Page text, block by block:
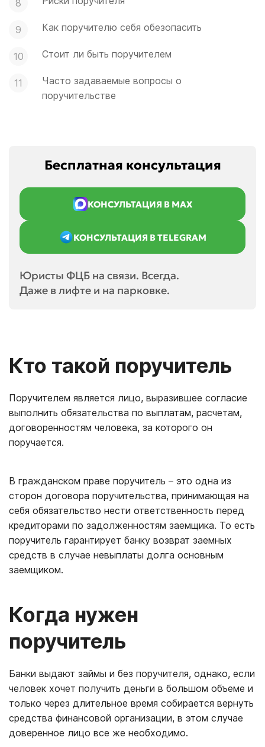
Как поручителю себя обезопасить
Стоит ли быть поручителем
Часто задаваемые вопросы о
поручительстве
Бесплатная консультация
КОНСУЛЬТАЦИЯ В MAX
КОНСУЛЬТАЦИЯ В TELEGRAM
Юристы ФЦБ на связи. Всегда.
Даже в лифте и на парковке.
Кто такой поручитель
Поручителем является лицо, выразившее согласие
выполнить обязательства по выплатам, расчетам,
договоренностям человека, за которого он
поручается.
В гражданском праве поручитель – это одна из
сторон договора поручительства, принимающая на
себя обязательство нести ответственность перед
кредиторами по задолженностям заемщика. То есть
поручитель гарантирует банку возврат заемных
средств в случае невыплаты долга основным
заемщиком.
Когда нужен
поручитель
Банки выдают займы и без поручителя, однако, если
человек хочет получить деньги в большом объеме и
только через длительное время собирается вернуть
средства финансовой организации, в этом случае
доверенное лицо все же необходимо.